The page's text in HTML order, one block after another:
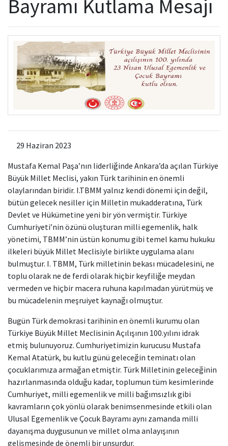
Bayramı Kutlama Mesajı
29 Haziran 2023
Mustafa Kemal Paşa’nın liderliğinde Ankara’da açılan Türkiye
Büyük Millet Meclisi, yakın Türk tarihinin en önemli
olaylarından biridir. I.TBMM yalnız kendi dönemi için değil,
bütün gelecek nesiller için Milletin mukadderatına, Türk
Devlet ve Hükümetine yeni bir yön vermiştir. Türkiye
Cumhuriyeti’nin özünü oluşturan milli egemenlik, halk
yönetimi, TBMM’nin üstün konumu gibi temel kamu hukuku
ilkeleri büyük Millet Meclisiyle birlikte uygulama alanı
bulmuştur. I. TBMM, Türk milletinin bekası mücadelesini, ne
toplu olarak ne de ferdi olarak hiçbir keyfiliğe meydan
vermeden ve hiçbir macera ruhuna kapılmadan yürütmüş ve
bu mücadelenin meşruiyet kaynağı olmuştur.
Bugün Türk demokrasi tarihinin en önemli kurumu olan
Türkiye Büyük Millet Meclisinin Açılışının 100.yılını idrak
etmiş bulunuyoruz. Cumhuriyetimizin kurucusu Mustafa
Kemal Atatürk, bu kutlu günü geleceğin teminatı olan
çocuklarımıza armağan etmiştir. Türk Milletinin geleceğinin
hazırlanmasında olduğu kadar, toplumun tüm kesimlerinde
Cumhuriyet, milli egemenlik ve milli bağımsızlık gibi
kavramların çok yönlü olarak benimsenmesinde etkili olan
Ulusal Egemenlik ve Çocuk Bayramı aynı zamanda milli
dayanışma duygusunun ve millet olma anlayışının
gelişmesinde de önemli bir unsurdur.
Kamu Hizmet Standartları
Hizmet Envanteri
Uluslararası Yayıncılık
Ödüller
Bilanço
Sergiler
Projeler